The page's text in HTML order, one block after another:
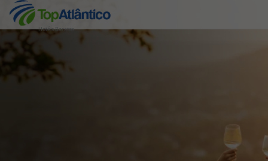
Hotéis Baratos
Destinos